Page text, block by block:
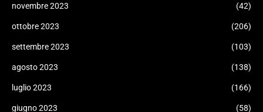
novembre 2023 (42)
ottobre 2023 (206)
settembre 2023 (103)
agosto 2023 (138)
luglio 2023 (166)
giugno 2023 (58)